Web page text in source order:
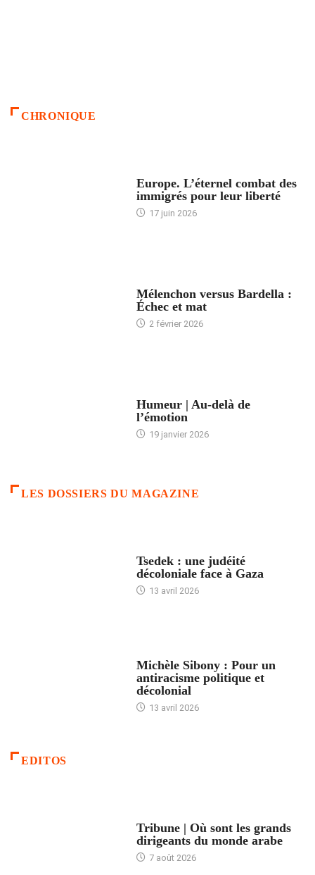
CHRONIQUE
Europe. L’éternel combat des
immigrés pour leur liberté
17 juin 2026
Mélenchon versus Bardella :
Échec et mat
2 février 2026
Humeur | Au-delà de
l’émotion
19 janvier 2026
LES DOSSIERS DU MAGAZINE
Tsedek : une judéité
décoloniale face à Gaza
13 avril 2026
Michèle Sibony : Pour un
antiracisme politique et
décolonial
13 avril 2026
EDITOS
Tribune | Où sont les grands
dirigeants du monde arabe
7 août 2026